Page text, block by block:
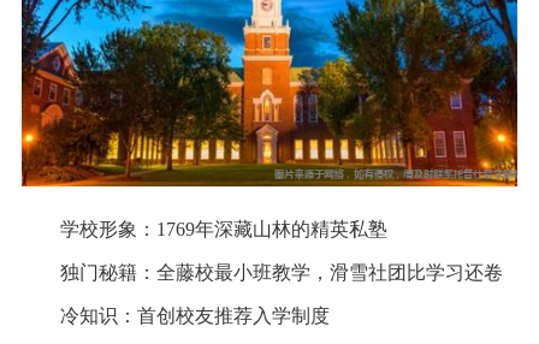
学校形象：1769年深藏山林的精英私塾
独门秘籍：全藤校最小班教学，滑雪社团比学习还卷
冷知识：首创校友推荐入学制度